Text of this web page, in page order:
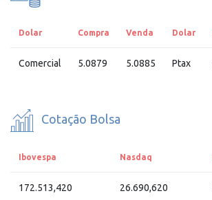
Dolar Compra Venda Dolar
Comercial 5.0879 5.0885 Ptax
Cotação Bolsa
Ibovespa Nasdaq
172.513,420 26.690,620